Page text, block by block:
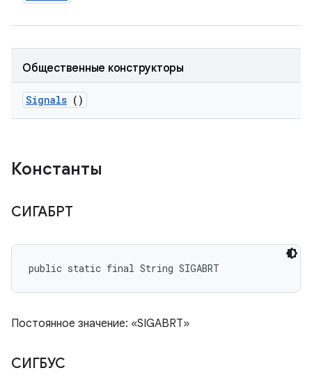
Общественные конструкторы
Signals ()
Константы
СИГАБРТ
public static final String SIGABRT
Постоянное значение: «SIGABRT»
СИГБУС